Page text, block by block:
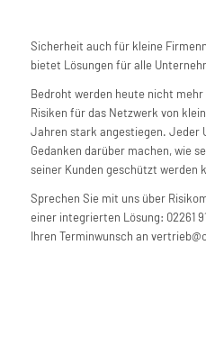
Sicherheit auch für kleine
bietet Lösungen für alle
Bedroht werden heute nicht
Risiken für das Netzwerk von
Jahren stark angestiegen. Jeder
Gedanken darüber machen, wie
seiner Kunden geschützt werden
Sprechen Sie mit uns über
einer integrierten Lösung: 02261
Ihren Terminwunsch an